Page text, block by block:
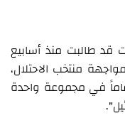
قد طالبت منذ أسابيع
منتخب الاحتلال،
أوقعته قرعة البطولة دون 19 عاماً في مجموعة واحدة